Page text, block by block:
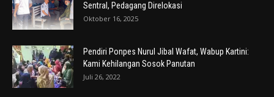
Sentral, Pedagang Direlokasi
Oktober 16, 2025
Pendiri Ponpes Nurul Jibal Wafat, Wabup Kartini:
Kami Kehilangan Sosok Panutan
Juli 26, 2022